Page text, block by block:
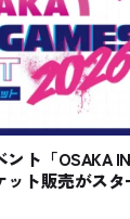
ト「OSAKA
ット販売がス